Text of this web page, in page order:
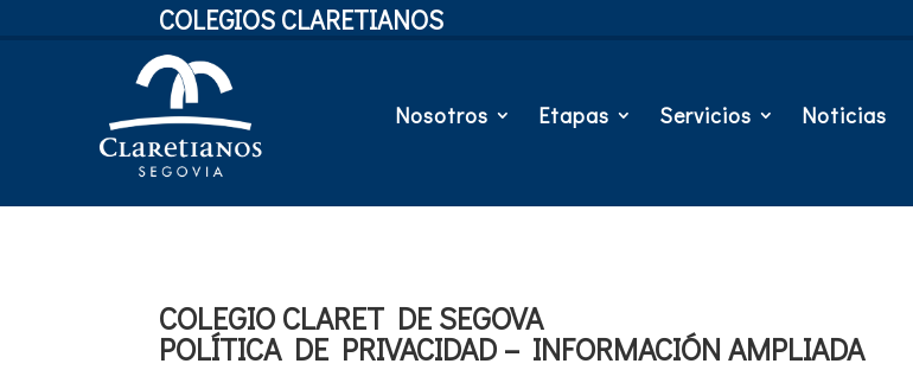
COLEGIOS CLARETIANOS
Nosotros Etapas Servicios Noticias
COLEGIO CLARET DE SEGOVA
POLÍTICA DE PRIVACIDAD – INFORMACIÓN AMPLIADA